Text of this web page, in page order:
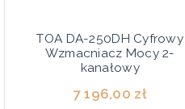
TOA DA-250DH Cyfrowy
Wzmacniacz Mocy 2-
kanałowy
7 196,00 zł